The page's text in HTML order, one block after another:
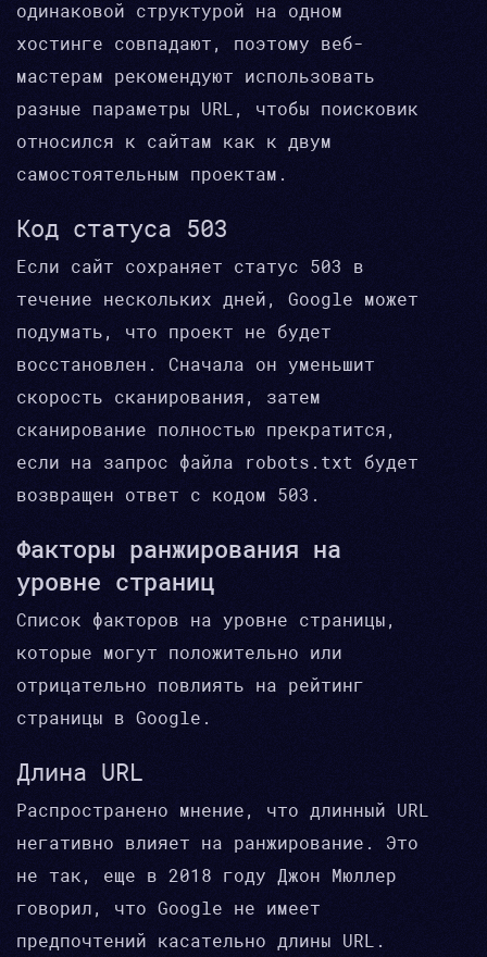
одинаковой структурой на одном
хостинге совпадают, поэтому веб-
мастерам рекомендуют использовать
разные параметры URL, чтобы поисковик
относился к сайтам как к двум
самостоятельным проектам.
Код статуса 503
Если сайт сохраняет статус 503 в
течение нескольких дней, Google может
подумать, что проект не будет
восстановлен. Сначала он уменьшит
скорость сканирования, затем
сканирование полностью прекратится,
если на запрос файла robots.txt будет
возвращен ответ с кодом 503.
Факторы ранжирования на
уровне страниц
Список факторов на уровне страницы,
которые могут положительно или
отрицательно повлиять на рейтинг
страницы в Google.
Длина URL
Распространено мнение, что длинный URL
негативно влияет на ранжирование. Это
не так, еще в 2018 году Джон Мюллер
говорил, что Google не имеет
предпочтений касательно длины URL.